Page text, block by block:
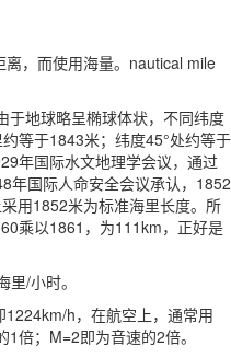
，而使用海量。nautical mile
于地球略呈椭球体状，不同纬度
等于1843米；纬度45°处约等于
年国际水文地理学会议，通过
年国际人命安全会议承认，1852
用1852米为标准海里长度。所
乘以1861，为111km，正好是
/小时。
h，在航空上，通常用
倍；M=2即为音速的2倍。